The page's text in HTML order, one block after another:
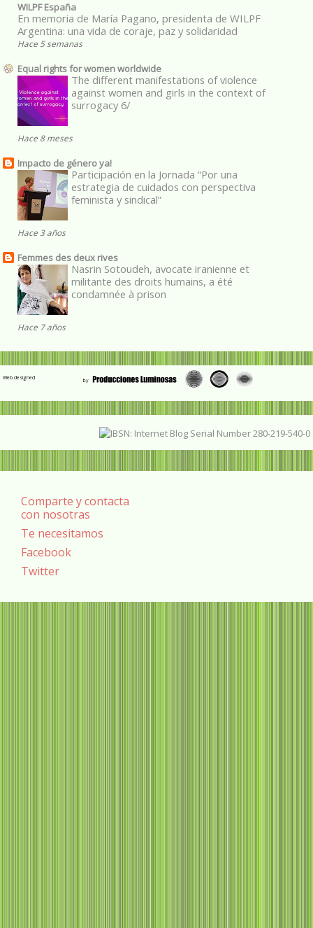
WILPF España
En memoria de María Pagano, presidenta de WILPF
Argentina: una vida de coraje, paz y solidaridad
Hace 5 semanas
Equal rights for women worldwide
The different manifestations of violence
against women and girls in the context of
surrogacy 6/
Hace 8 meses
Impacto de género ya!
Participación en la Jornada “Por una
estrategia de cuidados con perspectiva
feminista y sindical”
Hace 3 años
Femmes des deux rives
Nasrin Sotoudeh, avocate iranienne et
militante des droits humains, a été
condamnée à prison
Hace 7 años
Web designed
Comparte y contacta
con nosotras
Te necesitamos
Facebook
Twitter